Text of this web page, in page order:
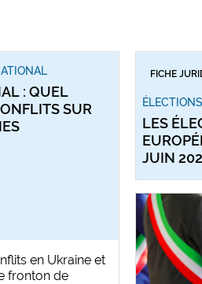
: QUEL
SUR
en Ukraine et
fronton de
FICHE
ÉLECTIONS
LES
JUIN